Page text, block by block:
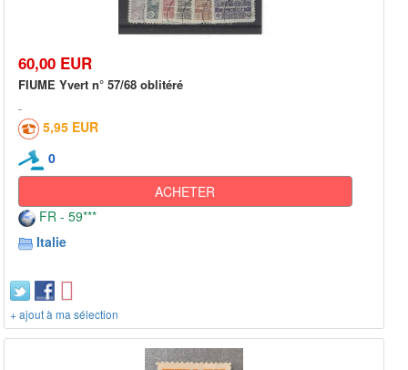
60,00 EUR
FIUME Yvert n° 57/68 oblitéré
5,95 EUR
0
ACHETER
FR - 59***
Italie
+ ajout à ma sélection